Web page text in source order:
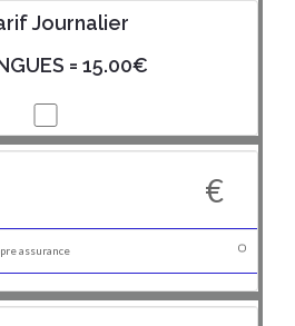
Journalier
= 15.00€
€
assurance